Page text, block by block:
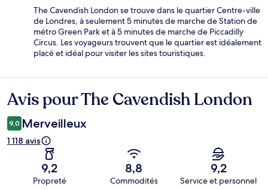
The Cavendish London se trouve dans le quartier Centre-ville
de Londres, à seulement 5 minutes de marche de Station de
métro Green Park et à 5 minutes de marche de Piccadilly
Circus. Les voyageurs trouvent que le quartier est idéalement
placé et idéal pour visiter les sites touristiques.
Avis
Avis pour The Cavendish London
9,0 Merveilleux
1 118 avis
9,2
Propreté
8,8
Commodités
9,2
Service et personnel